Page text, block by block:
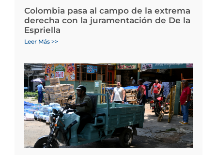
Colombia pasa al campo de la extrema
derecha con la juramentación de De la
Espriella
Leer Más >>